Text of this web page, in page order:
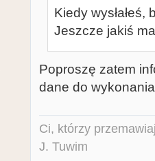
Kiedy wysłałeś,
Jeszcze jakiś
Poproszę zatem
dane do
Ci, którzy
J. Tuwim